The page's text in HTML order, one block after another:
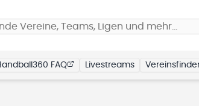
Vereine, Teams, Ligen und mehr…
FAQ Livestreams